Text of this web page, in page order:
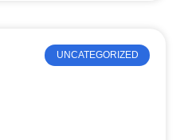
UNCATEGORIZED